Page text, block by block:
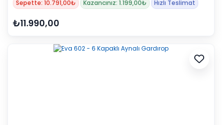
Sepette: 10.791,00₺ Kazancınız: 1.199,00₺ Hızlı Teslimat
₺11.990,00